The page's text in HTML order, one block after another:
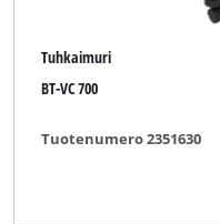
Tuhkaimuri
BT-VC 700
Tuotenumero 2351630